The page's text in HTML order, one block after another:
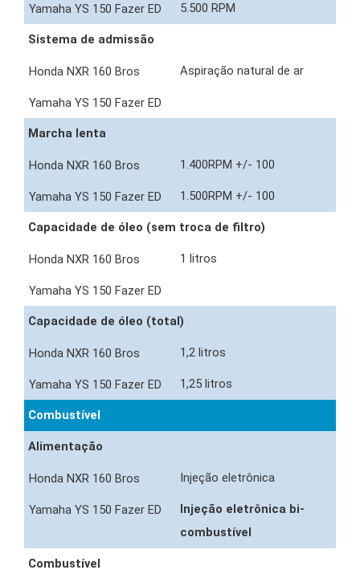
5.500 RPM
Sistema de admissão
Aspiração natural de ar
Marcha lenta
1.400RPM +/- 100
1.500RPM +/- 100
Capacidade de óleo (sem troca de filtro)
1 litros
Capacidade de óleo (total)
1,2 litros
1,25 litros
Combustível
Alimentação
Injeção eletrônica
Injeção eletrônica bi-
combustível
Combustível